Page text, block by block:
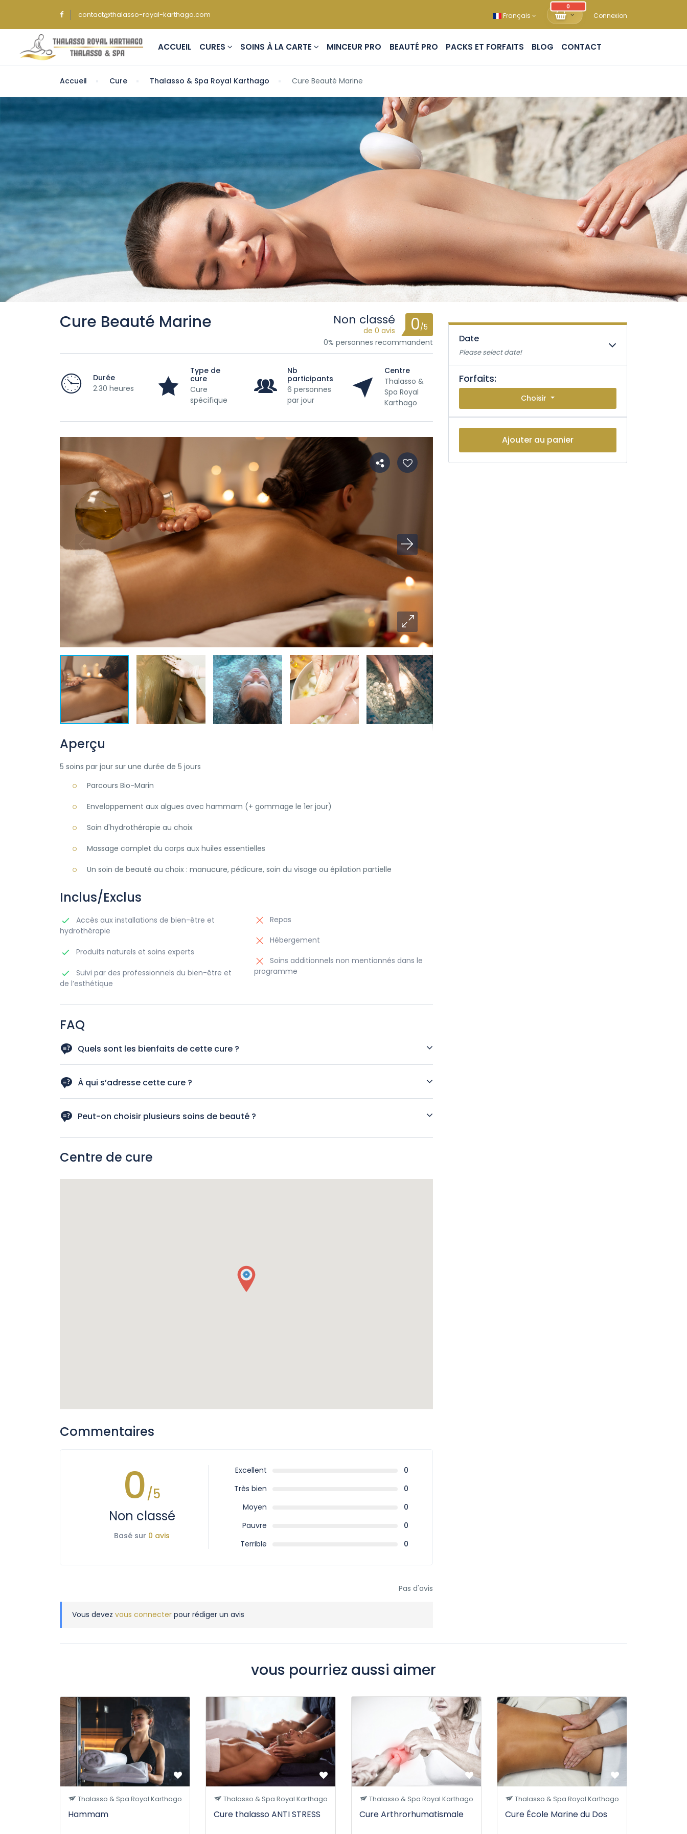
contact@thalasso-royal-karthago.com Français
0
Connexion
ACCUEIL CURES SOINS À LA CARTE MINCEUR PRO BEAUTÉ PRO PACKS ET FORFAITS BLOG CONTACT
Accueil Cure Thalasso & Spa Royal Karthago Cure Beauté Marine
Cure Beauté Marine Non classé
de 0 avis 0/5
0% personnes recommandent
Durée
2.30 heures
Type de
cure
Cure
spécifique
Nb
participants
6 personnes
par jour
Centre
Thalasso &
Spa Royal
Karthago
Aperçu
5 soins par jour sur une durée de 5 jours
Parcours Bio-Marin
Enveloppement aux algues avec hammam (+ gommage le 1er jour)
Soin d'hydrothérapie au choix
Massage complet du corps aux huiles essentielles
Un soin de beauté au choix : manucure, pédicure, soin du visage ou épilation partielle
Inclus/Exclus
Accès aux installations de bien-être et
hydrothérapie
Produits naturels et soins experts
Suivi par des professionnels du bien-être et
de l’esthétique
Repas
Hébergement
Soins additionnels non mentionnés dans le
programme
FAQ
Quels sont les bienfaits de cette cure ?
esthétiques.
À qui s’adresse cette cure ?
détendue.Peut-on choisir plusieurs soins de beauté ?
Un seul soin de beauté est inclus par jour, mais des soins supplémentaires peuvent être ajoutés en
Centre de cure
Commentaires
0/5
Non classé
Basé sur 0 avis
Excellent
0
Très bien
0
Moyen
0
Pauvre
0
Terrible
0
Pas d'avis
Vous devez vous connecter pour rédiger un avis
Date
Please select date!
Forfaits:
Choisir
Ajouter au panier
vous pourriez aussi aimer
Thalasso & Spa Royal Karthago
Hammam
Thalasso & Spa Royal Karthago
Cure thalasso ANTI STRESS
Thalasso & Spa Royal Karthago
Cure Arthrorhumatismale
Thalasso & Spa Royal Karthago
Cure École Marine du Dos